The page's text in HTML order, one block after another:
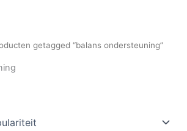
getagged “balans ondersteuning”